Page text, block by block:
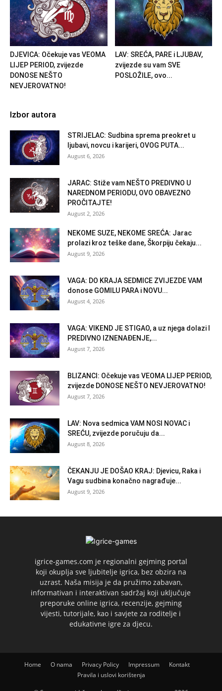
DJEVICA: Očekuje vas VEOMA
LIJEP PERIOD, zvijezde
DONOSE NEŠTO
NEVJEROVATNO!
LAV: SREĆA, PARE i LJUBAV,
zvijezde su vam SVE
POSLOŽILE, ovo...
Izbor autora
STRIJELAC: Sudbina sprema preokret u
ljubavi, novcu i karijeri, OVOG PUTA...
August 6, 2026
JARAC: Stiže vam NEŠTO PREDIVNO U
NAREDNOM PERIODU, OVO OBAVEZNO
PROČITAJTE!
August 2, 2026
NEKOME SUZE, NEKOME SREĆA: Jarac
prolazi kroz teške dane, Škorpiju čekaju...
August 9, 2026
VAGA: DO KRAJA SEDMICE ZVIJEZDE VAM
donose GOMILU PARA i NOVU...
August 4, 2026
VAGA: VIKEND JE STIGAO, a uz njega dolazi I
PREDIVNO IZNENAĐENJE,...
August 7, 2026
BLIZANCI: Očekuje vas VEOMA LIJEP PERIOD,
zvijezde DONOSE NEŠTO NEVJEROVATNO!
August 7, 2026
LAV: Nova sedmica VAM NOSI NOVAC i
SREĆU, zvijezde poručuju da...
August 8, 2026
ČEKANJU JE DOŠAO KRAJ: Djevicu, Raka i
Vagu sudbina konačno nagrađuje...
August 9, 2026
igrice-games.com je regionalni gejming portal
koji okuplja sve ljubitelje igrica, bez obzira na
uzrast. Naša misija je da pružimo zabavan,
informativan i interaktivan sadržaj koji uključuje
preporuke online igrica, recenzije, gejming
vijesti, tutorijale, kao i savjete za roditelje i
edukativne igre za djecu.
Home O nama Privacy Policy Impressum
Kontakt
Pravila i uslovi korištenja